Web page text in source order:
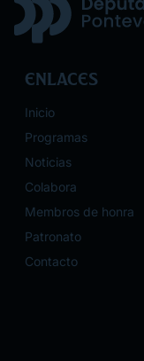
Enlaces
Inicio
Programas
Noticias
Colabora
Membros de honra
Patronato
Contacto